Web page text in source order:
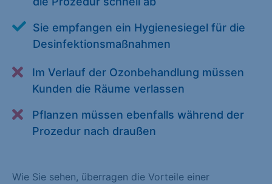
Sie empfangen ein Hygienesiegel für die
Desinfektionsmaßnahmen
Im Verlauf der Ozonbehandlung müssen
Kunden die Räume verlassen
Pflanzen müssen ebenfalls während der
Prozedur nach draußen
Wie Sie sehen, überragen die Vorteile einer
Zurück
Essenziell (1)
Essenzielle Cookies ermöglichen grundlegende Funktionen und
Cookie-Informationen anzeigen
Statistik Cookies erfassen Informationen anonym. Diese